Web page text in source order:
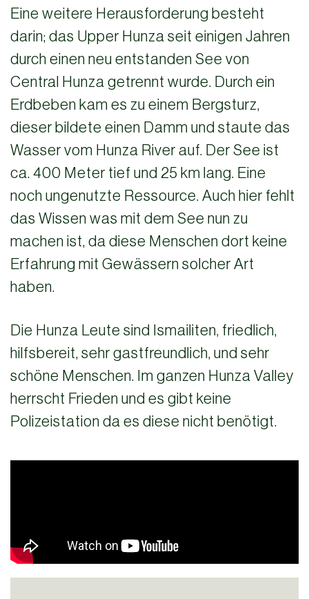
Eine weitere Herausforderung besteht
darin; das Upper Hunza seit einigen Jahren
durch einen neu entstanden See von
Central Hunza getrennt wurde. Durch ein
Erdbeben kam es zu einem Bergsturz,
dieser bildete einen Damm und staute das
Wasser vom Hunza River auf. Der See ist
ca. 400 Meter tief und 25 km lang. Eine
noch ungenutzte Ressource. Auch hier fehlt
das Wissen was mit dem See nun zu
machen ist, da diese Menschen dort keine
Erfahrung mit Gewässern solcher Art
haben.
Die Hunza Leute sind Ismailiten, friedlich,
hilfsbereit, sehr gastfreundlich, und sehr
schöne Menschen. Im ganzen Hunza Valley
herrscht Frieden und es gibt keine
Polizeistation da es diese nicht benötigt.